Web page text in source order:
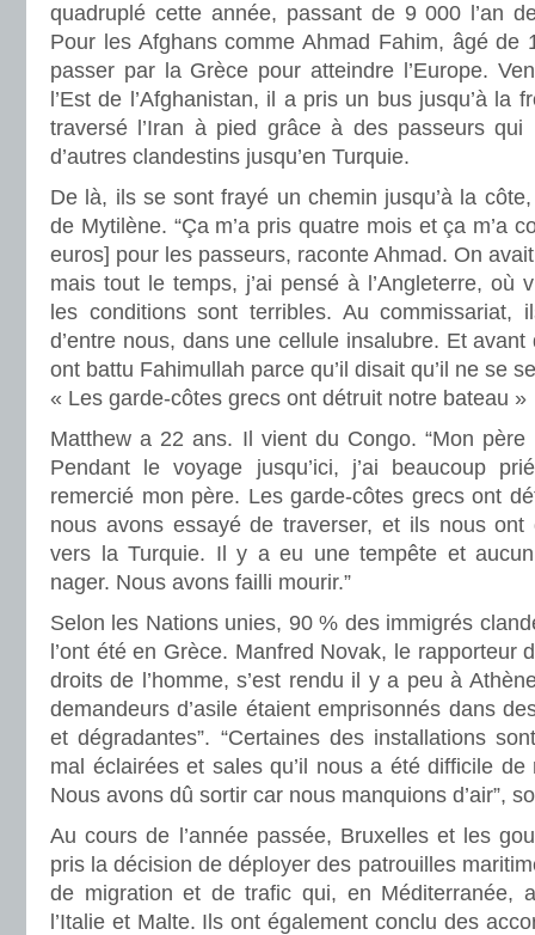
quadruplé cette année, passant de 9 000 l’an
Pour les Afghans comme Ahmad Fahim, âgé de
passer par la Grèce pour atteindre l’Europe.
l’Est de l’Afghanistan, il a pris un bus jusqu’à la
traversé l’Iran à pied grâce à des passeurs qui
d’autres clandestins jusqu’en Turquie.
De là, ils se sont frayé un chemin jusqu’à la
de Mytilène. “Ça m’a pris quatre mois et ça m’a
euros] pour les passeurs, raconte Ahmad. On
mais tout le temps, j’ai pensé à l’Angleterre, où
les conditions sont terribles. Au commissariat,
d’entre nous, dans une cellule insalubre. Et
ont battu Fahimullah parce qu’il disait qu’il ne se
« Les garde-côtes grecs ont détruit notre bateau »
Matthew a 22 ans. Il vient du Congo. “Mon père
Pendant le voyage jusqu’ici, j’ai beaucoup
remercié mon père. Les garde-côtes grecs ont
nous avons essayé de traverser, et ils nous ont
vers la Turquie. Il y a eu une tempête et
nager. Nous avons failli mourir.”
Selon les Nations unies, 90 % des immigrés
l’ont été en Grèce. Manfred Novak, le rapporteur
droits de l’homme, s’est rendu il y a peu à
demandeurs d’asile étaient emprisonnés dans
et dégradantes”. “Certaines des installations
mal éclairées et sales qu’il nous a été difficile
Nous avons dû sortir car nous manquions d’air”,
Au cours de l’année passée, Bruxelles et les
pris la décision de déployer des patrouilles
de migration et de trafic qui, en Méditerranée,
l’Italie et Malte. Ils ont également conclu des